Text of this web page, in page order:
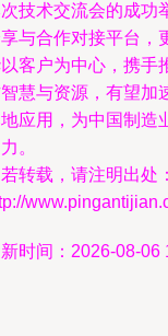
技术交流会的成功
与合作对接平台，
客户为中心，携手
慧与资源，有望加
应用，为中国制造
。
转载，请注明出处：
时间：2026-08-06